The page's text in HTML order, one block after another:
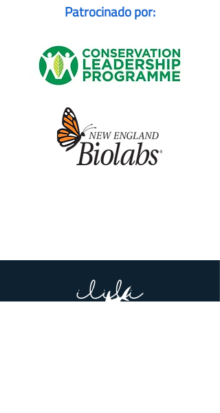
Patrocinado por: